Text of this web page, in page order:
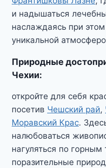
и надышаться
наслаждаясь при
уникальной
Природные
Чехии:
откройте для себя
посетив Чешский рай,
Моравский Крас.
налюбоваться
нагуляться по
поразительные